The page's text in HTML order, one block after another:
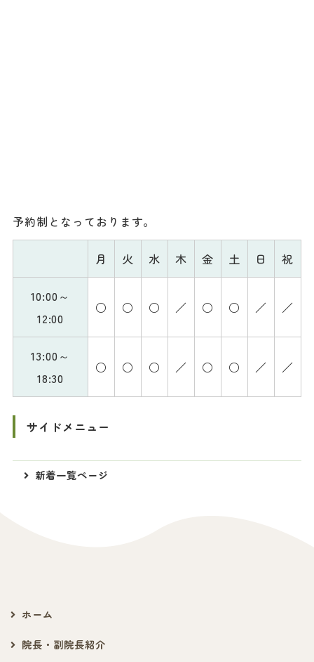
予約制となっております。
月 火 水 木 金 土 日 祝
10:00～
12:00
○ ○ ○ ／ ○ ○ ／ ／
13:00～
18:30
○ ○ ○ ／ ○ ○ ／ ／
サイドメニュー
新着一覧ページ
ホーム
院長・副院長紹介